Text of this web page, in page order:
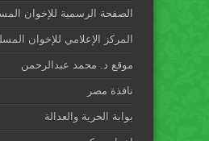
الصفحة الرسمية للإخوان
المركز الإعلامي للإخوان
موقع د. محمد عبدالرحمن
نافذة مصر
بوابة الحرية والعدالة